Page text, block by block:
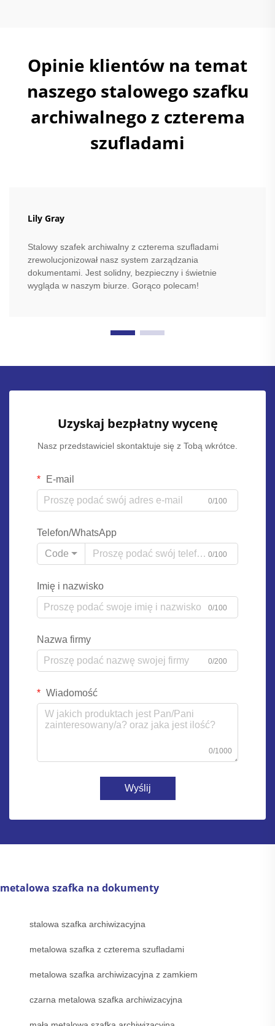
Opinie klientów na temat
naszego stalowego szafku
archiwalnego z czterema
szufladami
Lily Gray
Stalowy szafek archiwalny z czterema szufladami
zrewolucjonizował nasz system zarządzania
dokumentami. Jest solidny, bezpieczny i świetnie
wygląda w naszym biurze. Gorąco polecam!
Uzyskaj bezpłatny wycenę
Nasz przedstawiciel skontaktuje się z Tobą wkrótce.
E-mail
0/100
Telefon/WhatsApp
Code
0/100
Imię i nazwisko
0/100
Nazwa firmy
0/200
Wiadomość
0/1000
Wyślij
metalowa szafka na dokumenty
stalowa szafka archiwizacyjna
metalowa szafka z czterema szufladami
metalowa szafka archiwizacyjna z zamkiem
czarna metalowa szafka archiwizacyjna